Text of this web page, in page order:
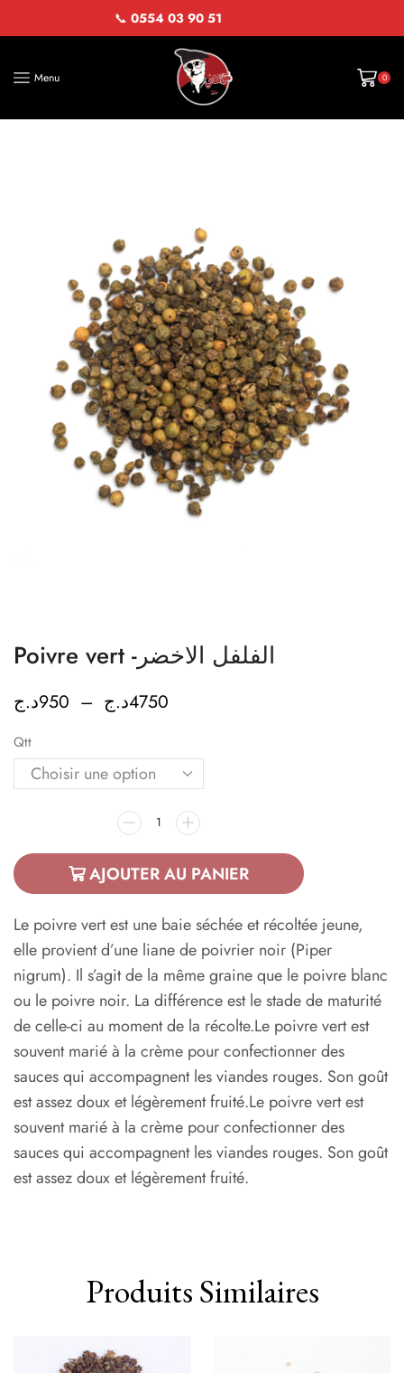
📞 0554 03 90 51
Menu 0
Poivre vert -الفلفل الاخضر
950د.ج – 4750د.ج
Qtt
AJOUTER AU PANIER
Le poivre vert est une baie séchée et récoltée jeune,
elle provient d’une liane de poivrier noir (Piper
nigrum). Il s’agit de la même graine que le poivre blanc
ou le poivre noir. La différence est le stade de maturité
de celle-ci au moment de la récolte.Le poivre vert est
souvent marié à la crème pour confectionner des
sauces qui accompagnent les viandes rouges. Son goût
est assez doux et légèrement fruité.Le poivre vert est
souvent marié à la crème pour confectionner des
sauces qui accompagnent les viandes rouges. Son goût
est assez doux et légèrement fruité.
Produits Similaires